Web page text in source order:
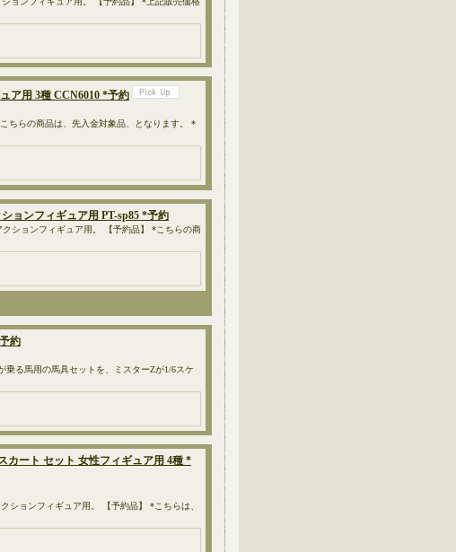
ア用 3種 CCN6010 *予約
ちらの商品は、先入金対象品、となります。 *
ョンフィギュア用 PT-sp85 *予約
クションフィギュア用。 【予約品】 *こちらの商
約
る馬用の馬具セットを、ミスターZが1/6スケ
カート セット 女性フィギュア用 4種 *
ションフィギュア用。 【予約品】 *こちらは、